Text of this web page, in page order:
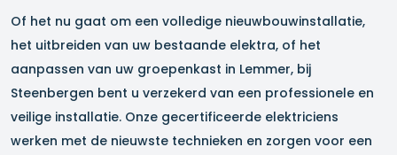
Of het nu gaat om een volledige nieuwbouwinstallatie,
het uitbreiden van uw bestaande elektra, of het
aanpassen van uw groepenkast in Lemmer, bij
Steenbergen bent u verzekerd van een professionele en
veilige installatie. Onze gecertificeerde elektriciens
werken met de nieuwste technieken en zorgen voor een